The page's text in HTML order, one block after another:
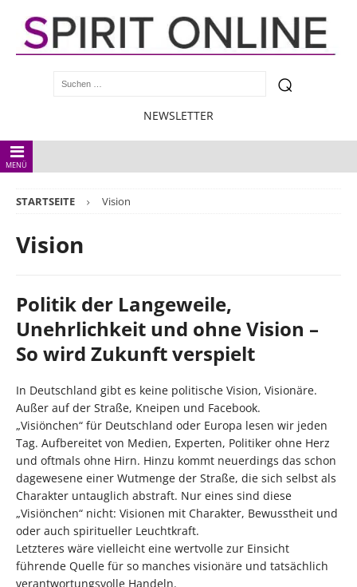
NEWSLETTER
MENÜ
STARTSEITE Vision
Vision
Politik der Langeweile,
Unehrlichkeit und ohne Vision –
So wird Zukunft verspielt
In Deutschland gibt es keine politische Vision, Visionäre.
Außer auf der Straße, Kneipen und Facebook.
„Visiönchen“ für Deutschland oder Europa lesen wir jeden
Tag. Aufbereitet von Medien, Experten, Politiker ohne Herz
und oftmals ohne Hirn. Hinzu kommt neuerdings das schon
dagewesene einer Wutmenge der Straße, die sich selbst als
Charakter untauglich abstraft. Nur eines sind diese
„Visiönchen“ nicht: Visionen mit Charakter, Bewusstheit und
oder auch spiritueller Leuchtkraft.
Letzteres wäre vielleicht eine wertvolle zur Einsicht
führende Quelle für so manches visionäre und tatsächlich
verantwortungsvolle Handeln.